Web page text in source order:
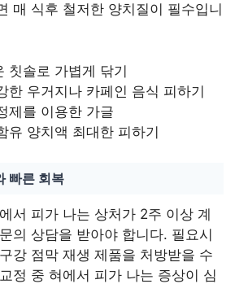
매 식후 철저한 양치질이 필수입니
칫솔로 가볍게 닦기
한 우거지나 카페인 음식 피하기
제를 이용한 가글
유 양치액 최대한 피하기
빠른 회복
서 피가 나는 상처가 2주 이상 계
의 상담을 받아야 합니다. 필요시
강 점막 재생 제품을 처방받을 수
정 중 혀에서 피가 나는 증상이 심